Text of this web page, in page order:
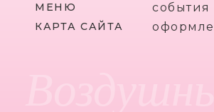
КАРТА САЙТА
МЕНЮ
события